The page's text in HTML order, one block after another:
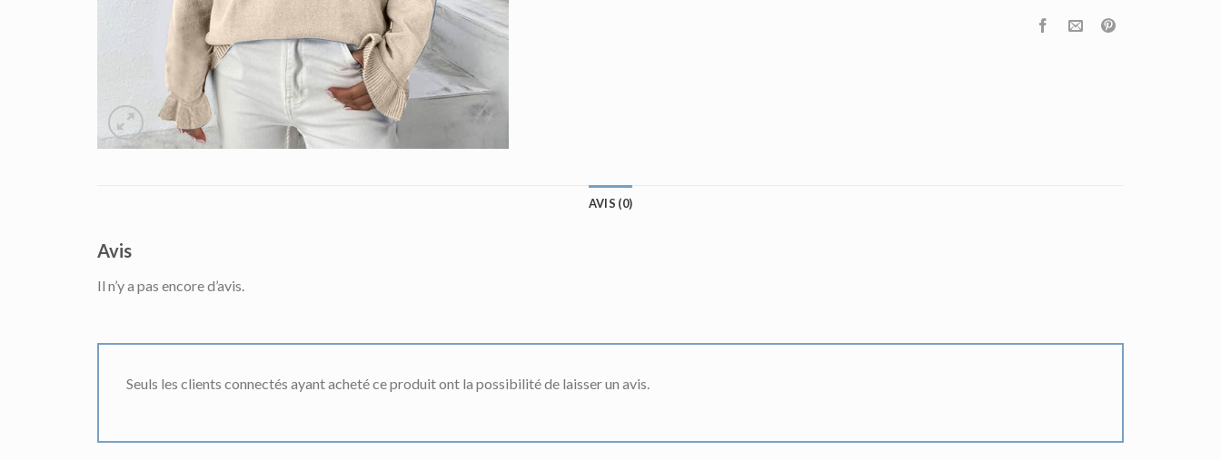
AVIS (0)
Avis
Il n’y a pas encore d’avis.
Seuls les clients connectés ayant acheté ce produit ont la possibilité de laisser un avis.